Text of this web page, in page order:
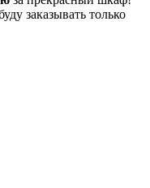
заказывать только